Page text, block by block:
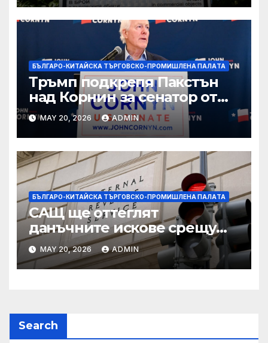
БЪЛГАРО-КИТАЙСКА ТЪРГОВСКО-ПРОМИШЛЕНА ПАЛAТА
Тръмп подкрепя Пакстън
над Корнин за сенатор от
Тексас в шокираща
подкрепа
MAY 20, 2026 ADMIN
БЪЛГАРО-КИТАЙСКА ТЪРГОВСКО-ПРОМИШЛЕНА ПАЛAТА
САЩ ще оттеглят
данъчните искове срещу
Тръмп „завинаги“ в
сделката за съдебно дело с
IRS
MAY 20, 2026 ADMIN
Search